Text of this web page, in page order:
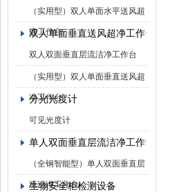
（实用型）双人单面水平送风超
净工作台
双人单面垂直送风超净工作台
双人双面垂直层流洁净工作台
（实用型）双人单面垂直送风超
净工作台
分光光度计
可见光度计
单人双面垂直层流洁净工作台
（全钢智能型）单人双面垂直层
流洁净工作台
生物安全柜检测设备